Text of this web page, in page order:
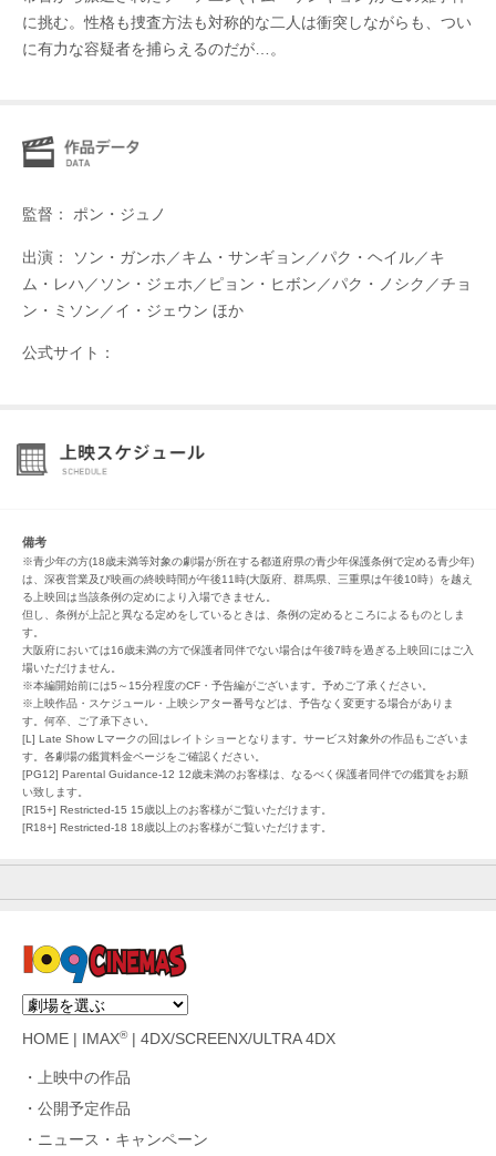
に挑む。性格も捜査方法も対称的な二人は衝突しながらも、つい
に有力な容疑者を捕らえるのだが…。
監督： ポン・ジュノ
出演： ソン・ガンホ／キム・サンギョン／パク・ヘイル／キ
ム・レハ／ソン・ジェホ／ピョン・ヒボン／パク・ノシク／チョ
ン・ミソン／イ・ジェウン ほか
公式サイト：
備考
※青少年の方(18歳未満等対象の劇場が所在する都道府県の青少年保護条例で定める青少年)
は、深夜営業及び映画の終映時間が午後11時(大阪府、群馬県、三重県は午後10時）を越え
る上映回は当該条例の定めにより入場できません。
但し、条例が上記と異なる定めをしているときは、条例の定めるところによるものとしま
す。
大阪府においては16歳未満の方で保護者同伴でない場合は午後7時を過ぎる上映回にはご入
場いただけません。
※本編開始前には5～15分程度のCF・予告編がございます。予めご了承ください。
※上映作品・スケジュール・上映シアター番号などは、予告なく変更する場合がありま
す。何卒、ご了承下さい。
[L] Late Show Lマークの回はレイトショーとなります。サービス対象外の作品もございま
す。各劇場の鑑賞料金ページをご確認ください。
[PG12] Parental Guidance-12 12歳未満のお客様は、なるべく保護者同伴での鑑賞をお願
い致します。
[R15+] Restricted-15 15歳以上のお客様がご覧いただけます。
[R18+] Restricted-18 18歳以上のお客様がご覧いただけます。
HOME IMAX®| 4DX/SCREENX/ULTRA 4DX
上映中の作品
公開予定作品
ニュース・キャンペーン